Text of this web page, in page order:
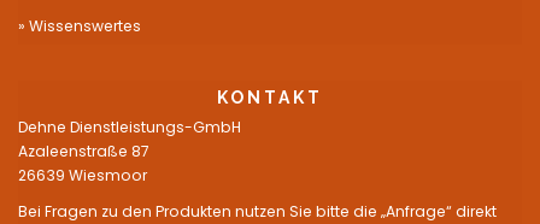
Wissenswertes
KONTAKT
Dehne Dienstleistungs-GmbH
Azaleenstraße 87
26639 Wiesmoor
Bei Fragen zu den Produkten nutzen Sie bitte die „Anfrage“ direkt